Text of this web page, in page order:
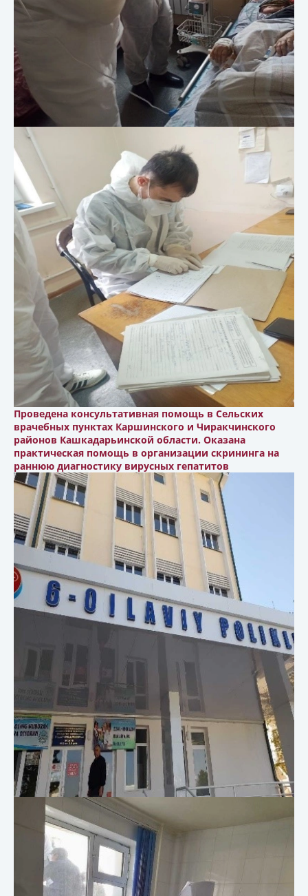
Проведена консультативная помощь в Сельских
врачебных пунктах Каршинского и Чиракчинского
районов Кашкадарьинской области. Оказана
практическая помощь в организации скрининга на
раннюю диагностику вирусных гепатитов